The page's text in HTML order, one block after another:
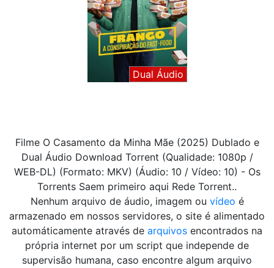
Dual Áudio
Filme O Casamento da Minha Mãe (2025) Dublado e
Dual Áudio Download Torrent (Qualidade: 1080p /
WEB-DL) (Formato: MKV) (Áudio: 10 / Vídeo: 10) - Os
Torrents Saem primeiro aqui Rede Torrent..
Nenhum arquivo de áudio, imagem ou vídeo é
armazenado em nossos servidores, o site é alimentado
automáticamente através de arquivos encontrados na
própria internet por um script que independe de
supervisão humana, caso encontre algum arquivo